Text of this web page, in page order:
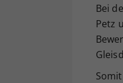
Bei
Petz